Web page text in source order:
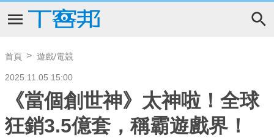
首頁 遊戲/電競
2025.11.05 15:00
《當個創世神》太神啦！全球
狂銷3.5億套，稱霸遊戲界！